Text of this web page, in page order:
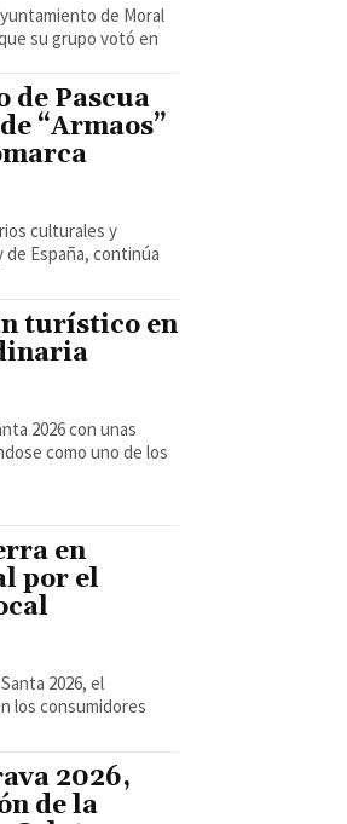
de Moral
su grupo votó en
de Pascua
“Armaos”
culturales y
de España, continúa
turístico en
2026 con unas
como uno de los
en
por el
2026, el
los consumidores
2026,
de la